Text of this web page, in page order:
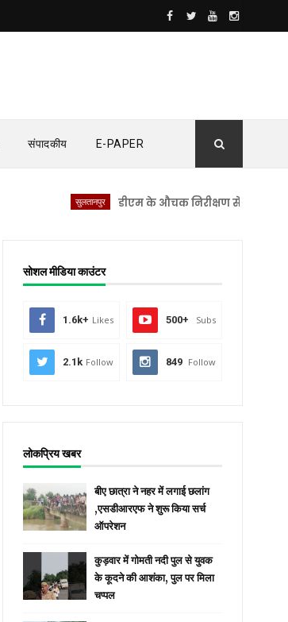
संपादकीय E-PAPER
डीएम के औचक निरीक्षण से सीएचसी लंभुआ
सोशल मीडिया काउंटर
1.6k+ Likes 500+ Subs
2.1k Follow 849 Follow
लोकप्रिय खबर
बीए छात्रा ने नहर में लगाई छलांग
,एसडीआरएफ ने शुरू किया सर्च
ऑपरेशन
कुड़वार में गोमती नदी पुल से युवक
के कूदने की आशंका, पुल पर मिला
चप्पल